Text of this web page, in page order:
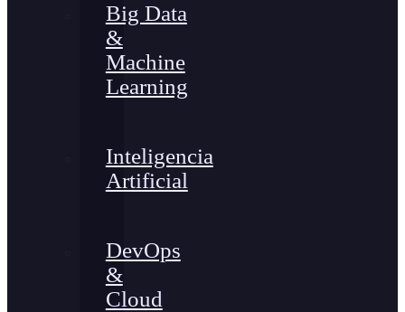
Big Data
&
Machine
Learning
Inteligencia
Artificial
DevOps
&
Cloud